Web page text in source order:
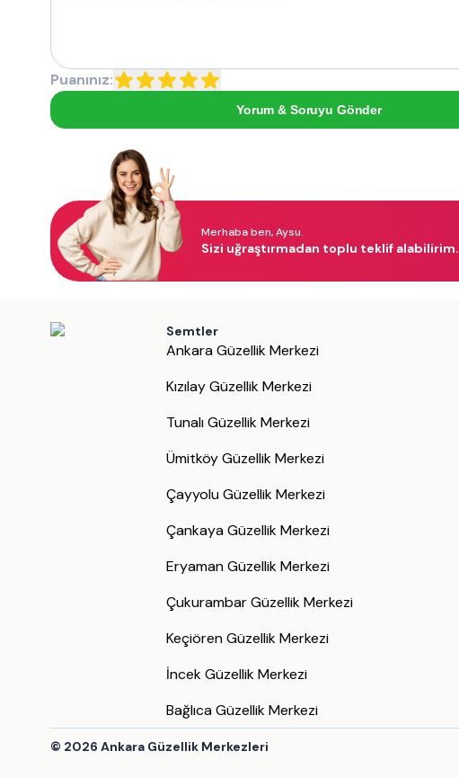
Puanınız:
Yorum & Soruyu Gönder
Merhaba ben, Aysu.
Sizi uğraştırmadan toplu teklif alabilirim.
Semtler
Ankara Güzellik Merkezi
Kızılay Güzellik Merkezi
Tunalı Güzellik Merkezi
Ümitköy Güzellik Merkezi
Çayyolu Güzellik Merkezi
Çankaya Güzellik Merkezi
Eryaman Güzellik Merkezi
Çukurambar Güzellik Merkezi
Keçiören Güzellik Merkezi
İncek Güzellik Merkezi
Bağlıca Güzellik Merkezi
© 2026 Ankara Güzellik Merkezleri